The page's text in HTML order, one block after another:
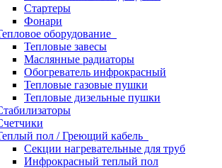
Стартеры
Фонари
оборудование
Тепловые завесы
Маслянные радиаторы
Обогреватель инфрокрасный
Тепловые газовые пушки
Тепловые дизельные пушки
пол / Греющий кабель
Секции нагревательные для труб
Инфрокрасный теплый пол